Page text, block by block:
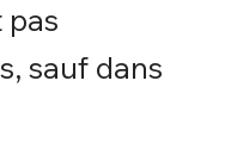
pas
sauf dans